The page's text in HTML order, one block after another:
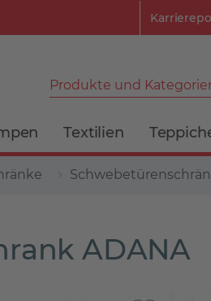
Produkte und
Textilien
ADANA